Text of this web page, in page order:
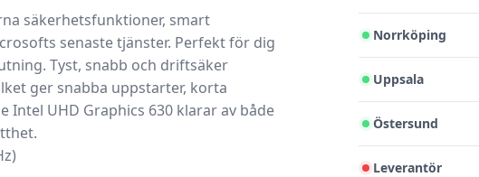
Norrköping
Uppsala
Östersund
Leverantör
säkerhetsfunktioner, smart
senaste tjänster. Perfekt för dig
Tyst, snabb och driftsäker
ger snabba uppstarter, korta
UHD Graphics 630 klarar av både